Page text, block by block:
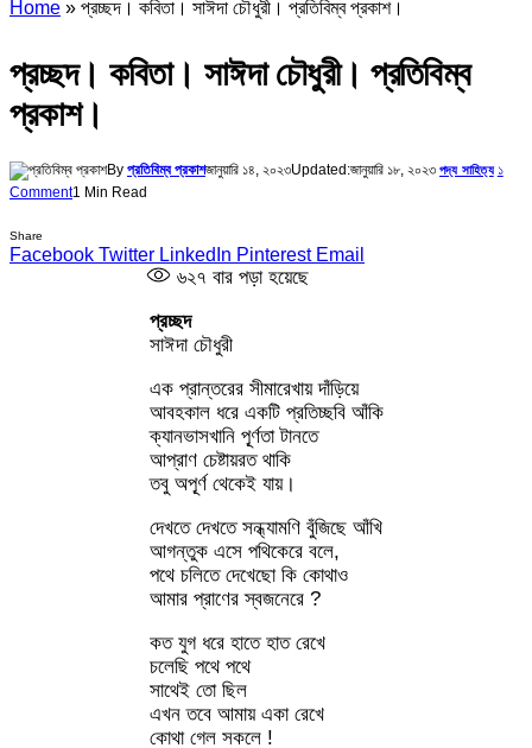
Home » প্রচ্ছদ। কবিতা। সাঈদা চৌধুরী। প্রতিবিম্ব প্রকাশ।
প্রচ্ছদ। কবিতা। সাঈদা চৌধুরী। প্রতিবিম্ব
প্রকাশ।
By প্রতিবিম্ব প্রকাশজানুয়ারি ১৪, ২০২৩Updated:জানুয়ারি ১৮, ২০২৩ পদ্য সাহিত্য ১
Comment1 Min Read
Share
Facebook Twitter LinkedIn Pinterest Email
৬২৭ বার পড়া হয়েছে
প্রচ্ছদ
সাঈদা চৌধুরী
এক প্রান্তরের সীমারেখায় দাঁড়িয়ে
আবহকাল ধরে একটি প্রতিচ্ছবি আঁকি
ক্যানভাসখানি পূ্র্ণতা টানতে
আপ্রাণ চেষ্টায়রত থাকি
তবু অপূ্র্ণ থেকেই যায়।
দেখতে দেখতে সন্ধ্যামণি বুঁজিছে আঁখি
আগন্তুক এসে পথিকেরে বলে,
পথে চলিতে দেখেছো কি কোথাও
আমার প্রাণের স্বজনেরে ?
কত যুগ ধরে হাতে হাত রেখে
চলেছি পথে পথে
সাথেই তো ছিল
এখন তবে আমায় একা রেখে
কোথা গেল সকলে !